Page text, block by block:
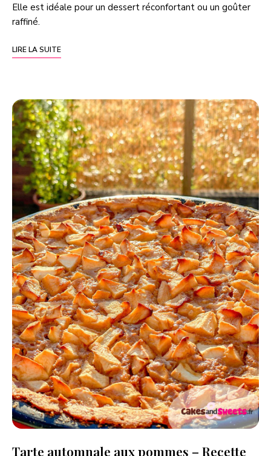
Elle est idéale pour un dessert réconfortant ou un goûter
raffiné.
LIRE LA SUITE
Tarte automnale aux pommes – Recette